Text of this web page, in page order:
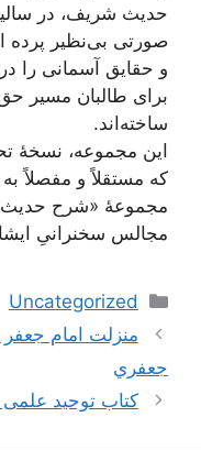
حدیث شریف، در
صورتی بی‌نظیر پرده
و حقایق آسمانی را
برای طالبان مسیر
ساخته‌اند.
این مجموعه، نسخۀ
که مستقلاً و مفصلاً به
مجموعۀ «شرح حدیث
مجالس سخنرانیِ
دسته‌ها
Uncategorized
ناوبریمنزلت امام
جعفري
کتاب توحید